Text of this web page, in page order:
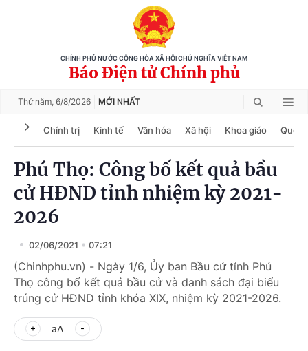
CHÍNH PHỦ NƯỚC CỘNG HÒA XÃ HỘI CHỦ NGHĨA VIỆT NAM
Báo Điện tử Chính phủ
Thứ năm, 6/8/2026 MỚI NHẤT
Chính trị Kinh tế Văn hóa Xã hội Khoa giáo Quốc
Phú Thọ: Công bố kết quả bầu
cử HĐND tỉnh nhiệm kỳ 2021-
2026
02/06/2021 07:21
(Chinhphu.vn) - Ngày 1/6, Ủy ban Bầu cử tỉnh Phú
Thọ công bố kết quả bầu cử và danh sách đại biểu
trúng cử HĐND tỉnh khóa XIX, nhiệm kỳ 2021-2026.
aA